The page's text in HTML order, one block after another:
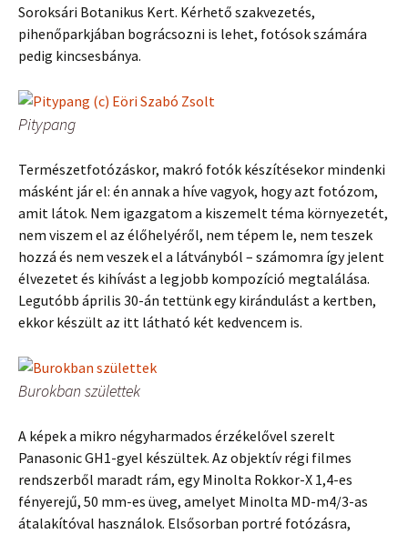
Soroksári Botanikus Kert. Kérhető szakvezetés,
pihenőparkjában bográcsozni is lehet, fotósok számára
pedig kincsesbánya.
Pitypang
Természetfotózáskor, makró fotók készítésekor mindenki
másként jár el: én annak a híve vagyok, hogy azt fotózom,
amit látok. Nem igazgatom a kiszemelt téma környezetét,
nem viszem el az élőhelyéről, nem tépem le, nem teszek
hozzá és nem veszek el a látványból – számomra így jelent
élvezetet és kihívást a legjobb kompozíció megtalálása.
Legutóbb április 30-án tettünk egy kirándulást a kertben,
ekkor készült az itt látható két kedvencem is.
Burokban születtek
A képek a mikro négyharmados érzékelővel szerelt
Panasonic GH1-gyel készültek. Az objektív régi filmes
rendszerből maradt rám, egy Minolta Rokkor-X 1,4-es
fényerejű, 50 mm-es üveg, amelyet Minolta MD-m4/3-as
átalakítóval használok. Elsősorban portré fotózásra,